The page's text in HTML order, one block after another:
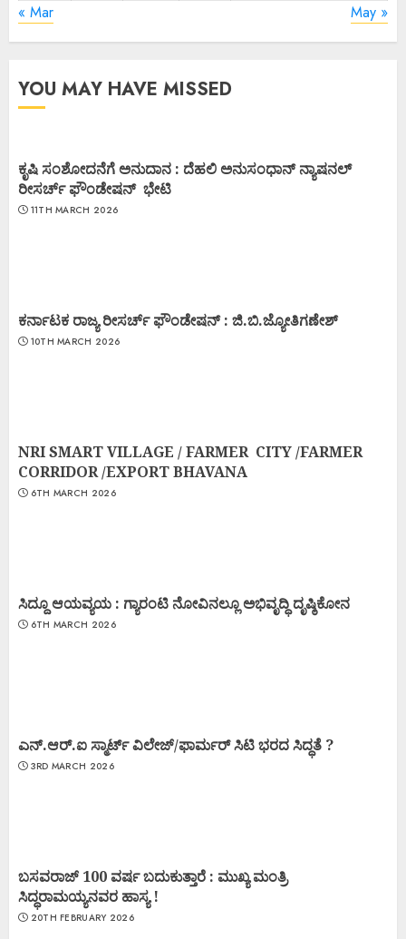
« Mar May »
YOU MAY HAVE MISSED
ಕೃಷಿ ಸಂಶೋದನೆಗೆ ಅನುದಾನ : ದೆಹಲಿ ಅನುಸಂಧಾನ್ ನ್ಯಾಷನಲ್
ರೀಸರ್ಚ್ ಫೌಂಡೇಷನ್ ಭೇಟಿ
11TH MARCH 2026
ಕರ್ನಾಟಕ ರಾಜ್ಯ ರೀಸರ್ಚ್ ಫೌಂಡೇಷನ್ : ಜಿ.ಬಿ.ಜ್ಯೋತಿಗಣೇಶ್
10TH MARCH 2026
NRI SMART VILLAGE / FARMER CITY /FARMER
CORRIDOR /EXPORT BHAVANA
6TH MARCH 2026
ಸಿದ್ದೂ ಆಯವ್ಯಯ : ಗ್ಯಾರಂಟಿ ನೋವಿನಲ್ಲೂ ಅಭಿವೃದ್ಧಿ ದೃಷ್ಠಿಕೋನ
6TH MARCH 2026
ಎನ್.ಆರ್.ಐ ಸ್ಮಾರ್ಟ್ ವಿಲೇಜ್/ಫಾರ್ಮರ್ ಸಿಟಿ ಭರದ ಸಿದ್ಧತೆ ?
3RD MARCH 2026
ಬಸವರಾಜ್ 100 ವರ್ಷ ಬದುಕುತ್ತಾರೆ : ಮುಖ್ಯ ಮಂತ್ರಿ
ಸಿದ್ಧರಾಮಯ್ಯನವರ ಹಾಸ್ಯ !
20TH FEBRUARY 2026